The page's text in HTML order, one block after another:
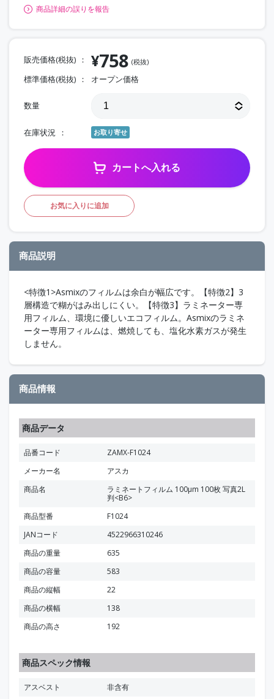
商品詳細の誤りを報告
販売価格(税抜) ¥758 (税抜)
標準価格(税抜) オープン価格
数量
在庫状況 お取り寄せ
カートへ入れる
お気に入りに追加
商品説明
<特徴1>Asmixのフィルムは余白が幅広です。【特徴2】3
層構造で糊がはみ出しにくい。【特徴3】ラミネーター専
用フィルム、環境に優しいエコフィルム。Asmixのラミネ
ーター専用フィルムは、燃焼しても、塩化水素ガスが発生
しません。
商品情報
商品データ
品番コード
ZAMX-F1024
メーカー名
アスカ
商品名
ラミネートフィルム 100μm 100枚 写真2L
判<B6>
商品型番
F1024
JANコード
4522966310246
商品の重量
635
商品の容量
583
商品の縦幅
22
商品の横幅
138
商品の高さ
192
商品スペック情報
アスベスト
非含有